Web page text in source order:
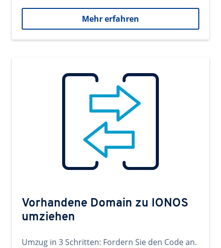
Mehr erfahren
Vorhandene Domain zu IONOS
umziehen
Umzug in 3 Schritten: Fordern Sie den Code an.